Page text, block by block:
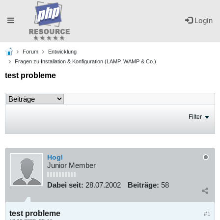
Login
Toggle
navigation
Forum
Entwicklung
Fragen zu Installation & Konfiguration (LAMP, WAMP & Co.)
test probleme
Filter
Hogl
Junior Member
Dabei seit: 28.07.2002 Beiträge: 58
#1
test probleme